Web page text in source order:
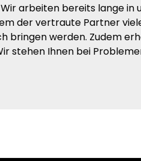
arbeiten bereits lange in
der vertraute Partner
bringen werden. Zudem
stehen Ihnen bei